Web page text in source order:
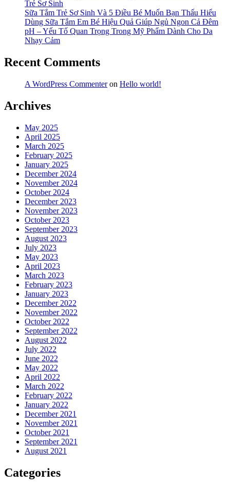
Có
Nghiêm
Trọng?
Trẻ Sơ Sinh
Sữa Tắm Trẻ Sơ Sinh Và 5 Điều Bé Muốn Bạn Thấu Hiểu
Dùng Sữa Tắm Em Bé Hiệu Quả Giúp Ngủ Ngon Cả Đêm
pH – Yếu Tố Quan Trọng Trong Mỹ Phẩm Dành Cho Da
Nhạy Cảm
Recent Comments
A WordPress Commenteron Hello world!
Archives
May 2025
April 2025
March 2025
February 2025
January 2025
December 2024
November 2024
October 2024
December 2023
November 2023
October 2023
September 2023
August 2023
July 2023
May 2023
April 2023
March 2023
February 2023
January 2023
December 2022
November 2022
October 2022
September 2022
August 2022
July 2022
June 2022
May 2022
April 2022
March 2022
February 2022
January 2022
December 2021
November 2021
October 2021
September 2021
August 2021
Categories